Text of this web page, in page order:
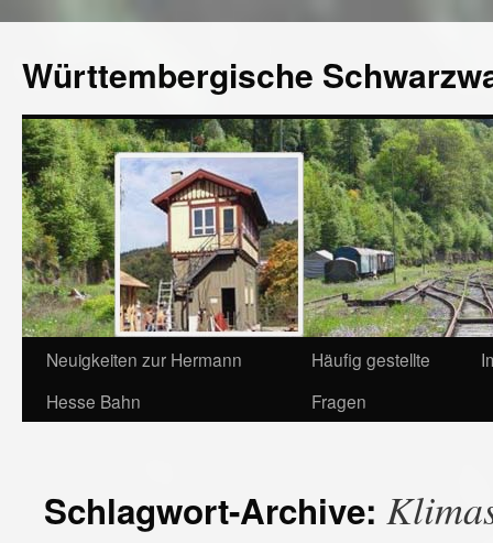
Württembergische
Neuigkeiten zur Hermann
Hesse Bahn
Häufig gestellte
Fragen
Schlagwort-Archive: